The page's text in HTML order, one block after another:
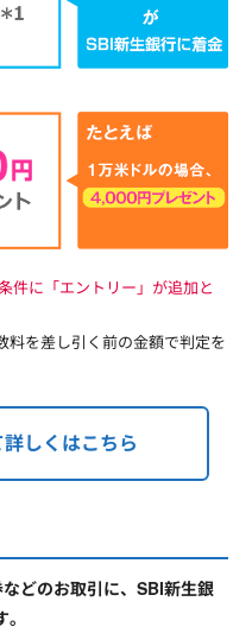
件に「エントリー」が追加と
料を差し引く前の金額で判定を
しくはこちら
どのお取引に、SBI新生銀